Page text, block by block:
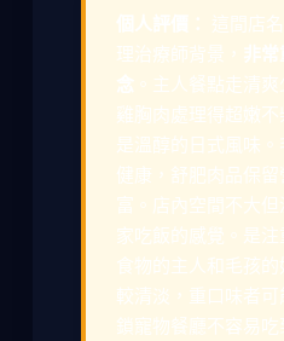
個人評價： 這間店
理治療師背景， 非
念 。主人餐點走清
雞胸肉處理得超嫩
是溫醇的日式風味
健康，舒肥肉品保
富。店內空間不大
家吃飯的感覺。是
食物的主人和毛孩
較清淡，重口味者
鎖寵物餐廳不容易